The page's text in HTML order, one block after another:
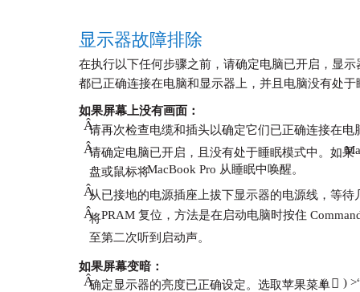
显示器故障排除
在执行以下任何步骤之前，请确定电脑已开启，显
都已正确连接在电脑和显示器上，并且电脑没有处于
如果屏幕上没有画面：
Â请再次检查电缆和插头以确定它们已正确连接在电
Â请确定电脑已开启，且没有处于睡眠模式中。如果
盘或鼠标将MacBook Pro 从睡眠中唤醒。
Â从已接地的电源插座上拔下显示器的电源线，等
Â将PRAM 复位，方法是在启动电脑时按住
至第二次听到启动声。
如果屏幕变暗：
Â确定显示器的亮度已正确设定。选取苹果菜单
(  )